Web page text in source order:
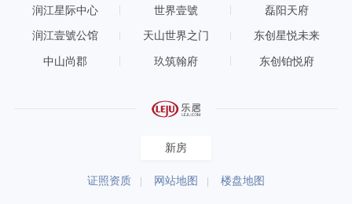
润江星际中心 世界壹號 磊阳天府
润江壹號公馆 天山世界之门 东创星悦未来
中山尚郡 玖筑翰府 东创铂悦府
新房
证照资质 网站地图 楼盘地图